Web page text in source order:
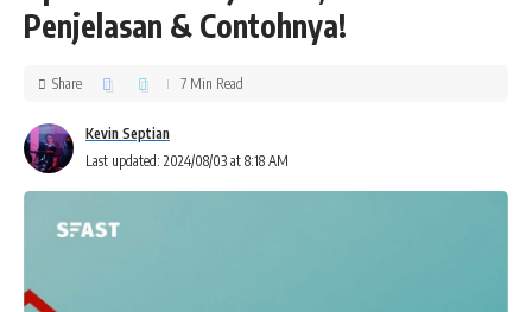
Penjelasan & Contohnya!
Last updated: 2024/08/03 at 8:18 AM
Kevin Septian
Share 7 Min Read